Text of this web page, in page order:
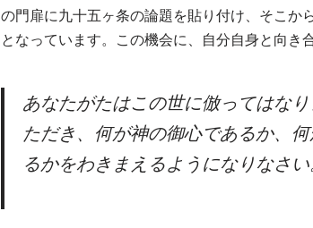
の門扉に九十五ヶ条の論題を貼り付け、そこか
となっています。この機会に、自分自身と向
あなたがたはこの世に倣ってはな
ただき、何が神の御心であるか、
るかをわきまえるようになりな